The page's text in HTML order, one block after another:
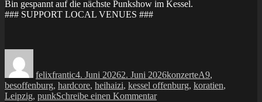
Bin gespannt auf die nächste Punkshow im Kessel.
### SUPPORT LOCAL VENUES ###
felixfrantic4. Juni 20262. Juni 2026konzerteA9,
besoffenburg, hardcore, heihaizi, kessel offenburg, koratien,
Leipzig, punkSchreibe einen Kommentarzu